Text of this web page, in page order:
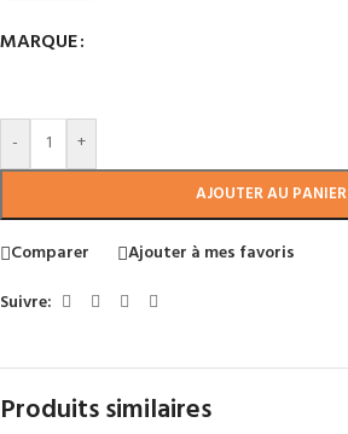
MARQUE
- +
AJOUTER AU PANIER
Comparer
Ajouter à mes favoris
Suivre:
Produits similaires